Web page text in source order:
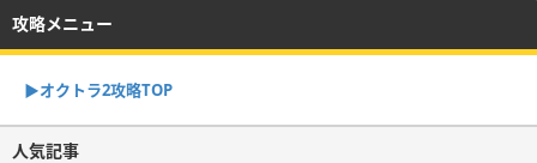
攻略メニュー
▶︎オクトラ2攻略TOP
人気記事